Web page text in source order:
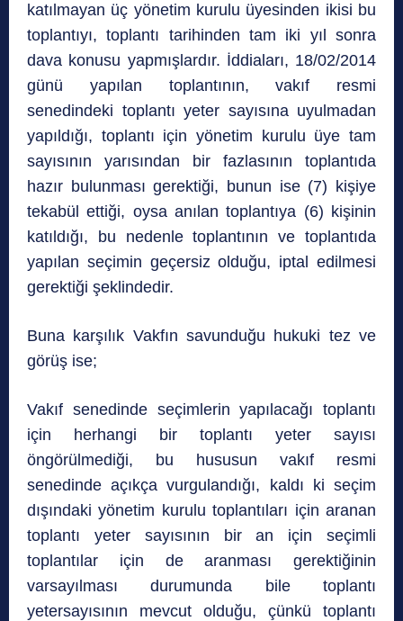
katılmayan üç yönetim kurulu üyesinden ikisi bu
toplantıyı, toplantı tarihinden tam iki yıl sonra
dava konusu yapmışlardır. İddiaları, 18/02/2014
günü yapılan toplantının, vakıf resmi
senedindeki toplantı yeter sayısına uyulmadan
yapıldığı, toplantı için yönetim kurulu üye tam
sayısının yarısından bir fazlasının toplantıda
hazır bulunması gerektiği, bunun ise (7) kişiye
tekabül ettiği, oysa anılan toplantıya (6) kişinin
katıldığı, bu nedenle toplantının ve toplantıda
yapılan seçimin geçersiz olduğu, iptal edilmesi
gerektiği şeklindedir.
Buna karşılık Vakfın savunduğu hukuki tez ve
görüş ise;
Vakıf senedinde seçimlerin yapılacağı toplantı
için herhangi bir toplantı yeter sayısı
öngörülmediği, bu hususun vakıf resmi
senedinde açıkça vurgulandığı, kaldı ki seçim
dışındaki yönetim kurulu toplantıları için aranan
toplantı yeter sayısının bir an için seçimli
toplantılar için de aranması gerektiğinin
varsayılması durumunda bile toplantı
yetersayısının mevcut olduğu, çünkü toplantı